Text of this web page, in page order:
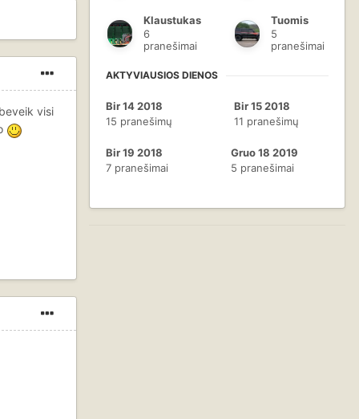
visi
Klaustukas
6
pranešimai
Tuomis
5
pranešimai
AKTYVIAUSIOS DIENOS
Bir 14 2018
15 pranešimų
Bir 15 2018
11 pranešimų
Bir 19 2018
7 pranešimai
Gruo 18 2019
5 pranešimai